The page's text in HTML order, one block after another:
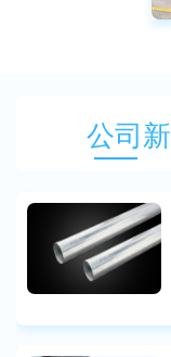
公司